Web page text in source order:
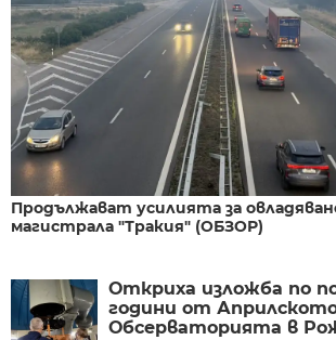
Продължават усилията за
магистрала "Тракия" (ОБЗОР)
Откриха изложба по
години от
Обсерваторията в